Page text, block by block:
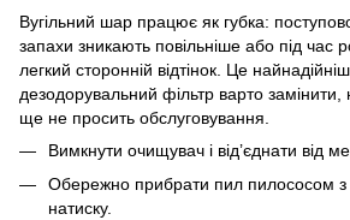
Вугільний шар працює як губка:
запахи зникають повільніше або під час
легкий сторонній відтінок. Це
дезодорувальний фільтр варто замінити,
ще не просить обслуговування.
Вимкнути очищувач і від’єднати від
Обережно прибрати пил пилососом з
натиску.